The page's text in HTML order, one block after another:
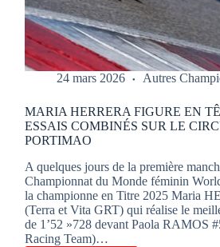
24 mars 2026 Autres
MARIA HERRERA FIGURE EN
ESSAIS COMBINÉS SUR LE
PORTIMAO
A quelques jours de la première
Championnat du Monde féminin
la championne en Titre 2025 Maria
(Terra et Vita GRT) qui réalise le
de 1’52 »728 devant Paola RAMOS
Racing Team)…